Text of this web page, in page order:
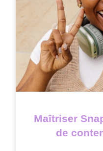
Maîtriser
de